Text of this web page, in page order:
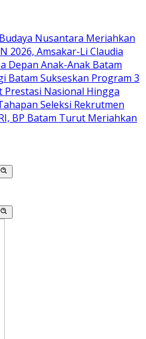
Nusantara Meriahkan
2026, Amsakar-Li Claudia
Depan Anak-Anak Batam
Batam Sukseskan Program 3
Prestasi Nasional Hingga
Seleksi Rekrutmen
BP Batam Turut Meriahkan